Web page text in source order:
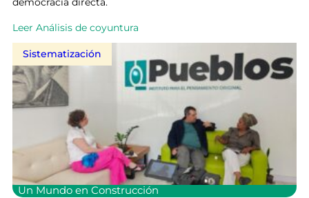
Leer Análisis de coyuntura
Sistematización
Un Mundo en Construcción